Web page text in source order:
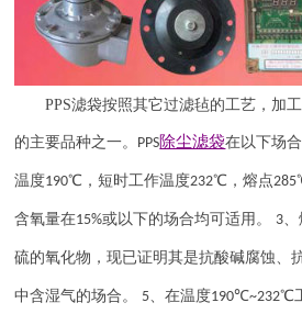
PPS滤袋按照其它过滤毡的工艺，加
的主要品种之一。 PPS除尘滤袋在以下场
温度190℃，短时工作温度232℃，熔点285
含氧量在15%或以下的场合均可适用。 3
硫的氧化物，现已证明其是抗酸碱腐蚀、
中含湿气的场合。 5、在温度190℃~232℃